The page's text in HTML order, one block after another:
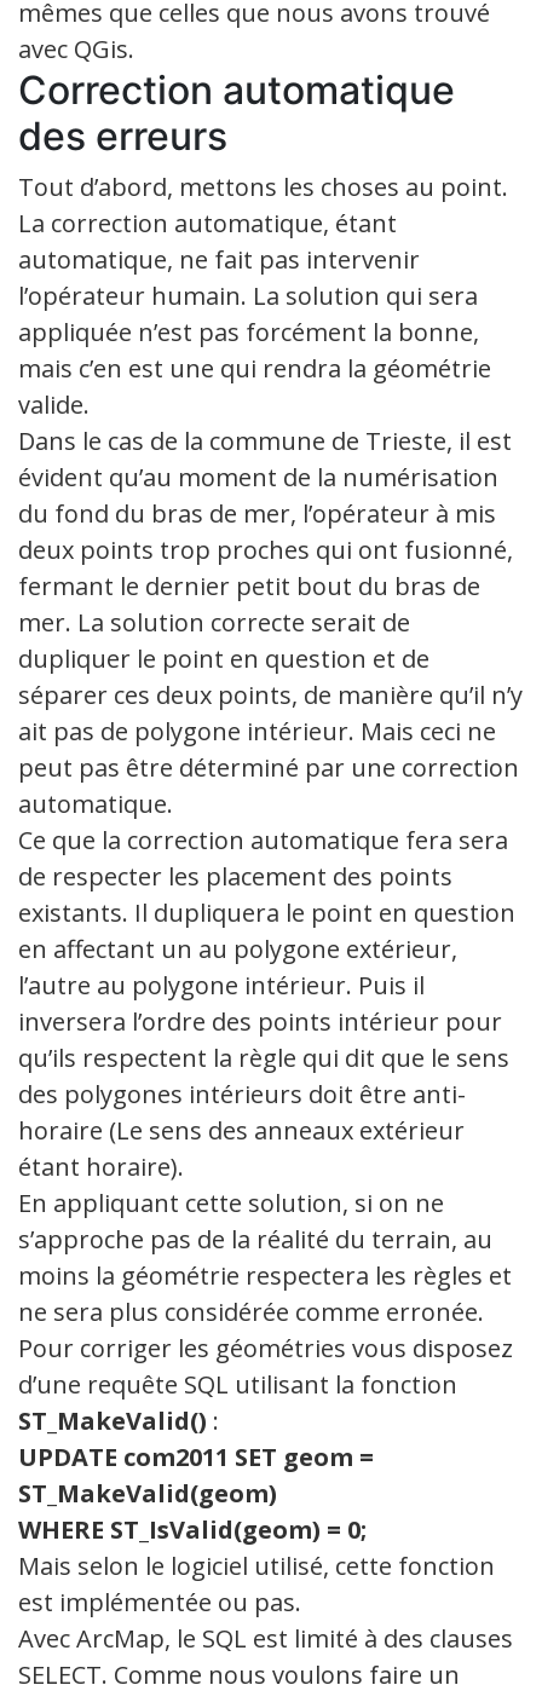
mêmes que celles que nous avons trouvé
avec QGis.
Correction automatique
des erreurs
Tout d’abord, mettons les choses au point.
La correction automatique, étant
automatique, ne fait pas intervenir
l’opérateur humain. La solution qui sera
appliquée n’est pas forcément la bonne,
mais c’en est une qui rendra la géométrie
valide.
Dans le cas de la commune de Trieste, il est
évident qu’au moment de la numérisation
du fond du bras de mer, l’opérateur à mis
deux points trop proches qui ont fusionné,
fermant le dernier petit bout du bras de
mer. La solution correcte serait de
dupliquer le point en question et de
séparer ces deux points, de manière qu’il n’y
ait pas de polygone intérieur. Mais ceci ne
peut pas être déterminé par une correction
automatique.
Ce que la correction automatique fera sera
de respecter les placement des points
existants. Il dupliquera le point en question
en affectant un au polygone extérieur,
l’autre au polygone intérieur. Puis il
inversera l’ordre des points intérieur pour
qu’ils respectent la règle qui dit que le sens
des polygones intérieurs doit être anti-
horaire (Le sens des anneaux extérieur
étant horaire).
En appliquant cette solution, si on ne
s’approche pas de la réalité du terrain, au
moins la géométrie respectera les règles et
ne sera plus considérée comme erronée.
Pour corriger les géométries vous disposez
d’une requête SQL utilisant la fonction
ST_MakeValid() :
UPDATE com2011 SET geom =
ST_MakeValid(geom)
WHERE ST_IsValid(geom) = 0;
Mais selon le logiciel utilisé, cette fonction
est implémentée ou pas.
Avec ArcMap, le SQL est limité à des clauses
SELECT. Comme nous voulons faire un